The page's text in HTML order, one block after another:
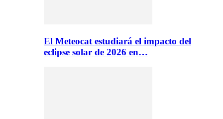
El Meteocat estudiará el impacto del
eclipse solar de 2026 en…